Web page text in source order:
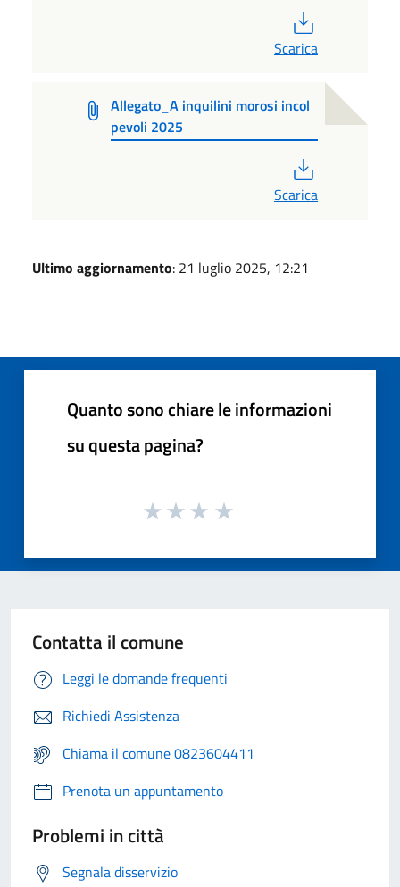
Scarica
Allegato_A inquilini morosi incol
pevoli 2025
Scarica
Ultimo aggiornamento: 21 luglio 2025, 12:21
Quanto sono chiare le informazioni
su questa pagina?
Contatta il comune
Leggi le domande frequenti
Richiedi Assistenza
Chiama il comune 0823604411
Prenota un appuntamento
Problemi in città
Segnala disservizio